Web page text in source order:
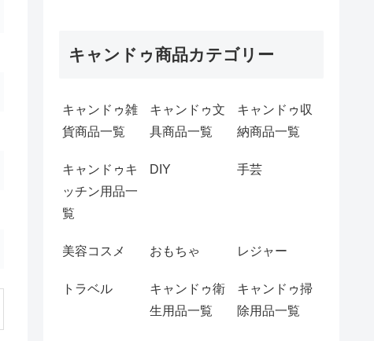
キャンドゥ商品カテゴリー
キャンドゥ雑
貨商品一覧
キャンドゥ文
具商品一覧
キャンドゥ収
納商品一覧
キャンドゥキ
ッチン用品一
覧
DIY 手芸
美容コスメ おもちゃ レジャー
トラベル
キャンドゥ衛
生用品一覧
キャンドゥ掃
除用品一覧